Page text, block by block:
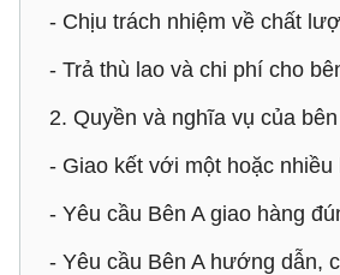
- Chịu trách nhiệm về chất
- Trả thù lao và chi phí cho
2. Quyền và nghĩa vụ của
- Giao kết với một hoặc nhiều
- Yêu cầu Bên A giao hàng
- Yêu cầu Bên A hướng dẫn,